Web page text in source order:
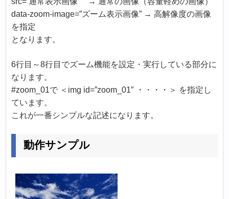
data-zoom-image=”ズーム表示画像” → 高解像度の画像
を指定
となります。
6行目～8行目でズーム機能を設定・実行している部分に
なります。
#zoom_01で ＜img id=”zoom_01″ ・・・・＞ を指定し
ています。
これが一番シンプルな記述になります。
動作サンプル